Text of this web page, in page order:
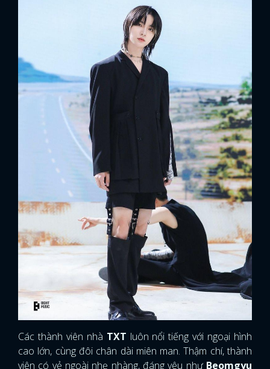
Các thành viên nhà TXT luôn nổi tiếng với ngoại hình
cao lớn, cùng đôi chân dài miên man. Thậm chí, thành
viên có vẻ ngoài nhẹ nhàng, đáng yêu như Beomgyu